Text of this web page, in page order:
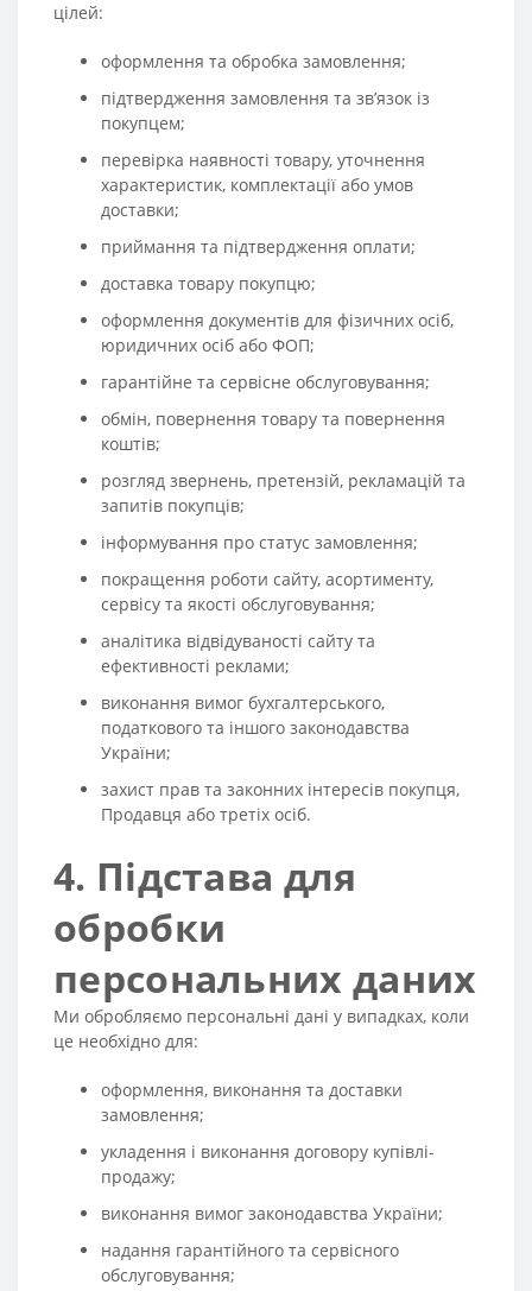
цілей:
оформлення та обробка замовлення;
підтвердження замовлення та зв’язок із
покупцем;
перевірка наявності товару, уточнення
характеристик, комплектації або умов
доставки;
приймання та підтвердження оплати;
доставка товару покупцю;
оформлення документів для фізичних осіб,
юридичних осіб або ФОП;
гарантійне та сервісне обслуговування;
обмін, повернення товару та повернення
коштів;
розгляд звернень, претензій, рекламацій та
запитів покупців;
інформування про статус замовлення;
покращення роботи сайту, асортименту,
сервісу та якості обслуговування;
аналітика відвідуваності сайту та
ефективності реклами;
виконання вимог бухгалтерського,
податкового та іншого законодавства
України;
захист прав та законних інтересів покупця,
Продавця або третіх осіб.
4. Підстава для
обробки
персональних даних
Ми обробляємо персональні дані у випадках, коли
це необхідно для:
оформлення, виконання та доставки
замовлення;
укладення і виконання договору купівлі-
продажу;
виконання вимог законодавства України;
надання гарантійного та сервісного
обслуговування;